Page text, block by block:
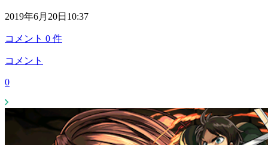
2019年6月20日10:37
コメント 0 件
コメント
0